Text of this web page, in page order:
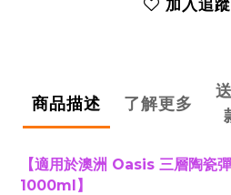
加入追
商品描述 了解更多
【適用於澳洲 Oasis 三層陶瓷
1000ml】